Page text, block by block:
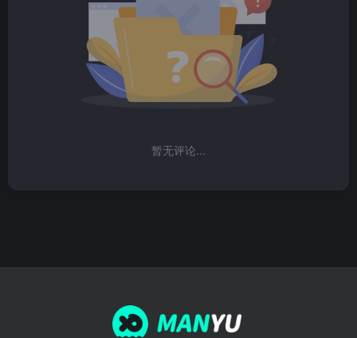
暂无评论...